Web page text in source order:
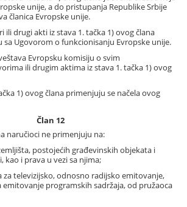
unije, a do pristupanja Republike Srbije
članica Evropske unije.
drugi akti iz stava 1. tačka 1) ovog člana
sa Ugovorom o funkcionisanju Evropske unije.
Evropsku komisiju o svim
ili drugim aktima iz stava 1. tačka 1) ovog
1) ovog člana primenjuju se načela ovog
Član 12
naručioci ne primenjuju na:
postojećih građevinskih objekata i
i prava u vezi sa njima;
televizijsko, odnosno radijsko emitovanje,
programskih sadržaja, od pružaoca